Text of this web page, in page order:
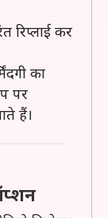
रिप्लाई कर
का
पर
हैं।